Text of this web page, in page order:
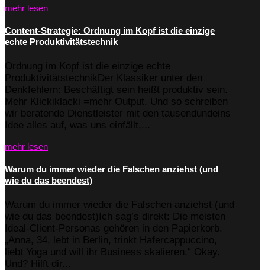
mehr lesen
Content-Strategie: Ordnung im Kopf ist die einzige
echte Produktivitätstechnik
Ordnung im Kopf ist die einzige echte
ProduktivitätstechnikDer Klassiker unter den
Denkfehlern: Beschäftigt sein heißt produktiv sein.
Mehr Klickiklacki =mehr Output. Und so schreiben
wir beratende Dienstleister mit den tausendundeins
Idee alles auf, was uns einfällt,...
mehr lesen
Warum du immer wieder die Falschen anziehst (und
wie du das beendest)
Warum du immer wieder die Falschen anziehst (und
wie du das beendest)Ich sag’s direkt: Die meisten
Ideal-Client-Personas gehören in den Papierkorb.
„Anna, 34, lebt in Berlin, trinkt Hafercappuccino,
liebt Yoga und will ihr Business skalieren.“ Okay.
Und? Hilft dir...